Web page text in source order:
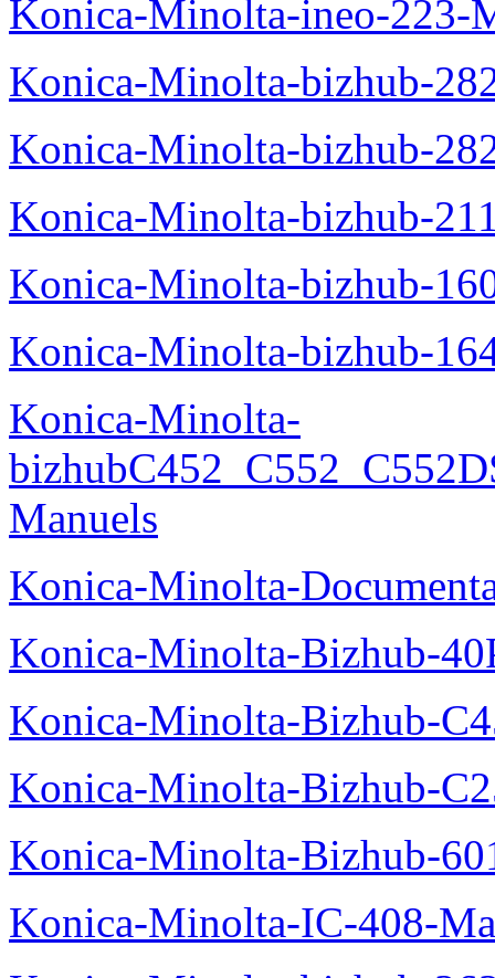
Konica-Minolta-ineo-223-
Konica-Minolta-bizhub-
Konica-Minolta-bizhub-
Konica-Minolta-bizhub-
Konica-Minolta-bizhub-
Konica-Minolta-bizhub-
Konica-Minolta-
Manuels
Konica-Minolta-
Konica-Minolta-Bizhub-
Konica-Minolta-Bizhub-
Konica-Minolta-Bizhub-
Konica-Minolta-Bizhub-
Konica-Minolta-IC-408-